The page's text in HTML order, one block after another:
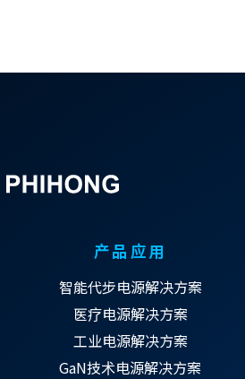
产品应用
智能代步电源解决方案
医疗电源解决方案
工业电源解决方案
GaN技术电源解决方案